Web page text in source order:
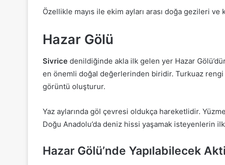
Özellikle mayıs ile ekim ayları arası doğa gezileri
Hazar Gölü
Sivrice denildiğinde akla ilk gelen yer Hazar
en önemli doğal değerlerinden biridir. Turkuaz
görüntü oluşturur.
Yaz aylarında göl çevresi oldukça hareketlidir.
Doğu Anadolu’da deniz hissi yaşamak isteyenlerin
Hazar Gölü’nde Yapılabilecek